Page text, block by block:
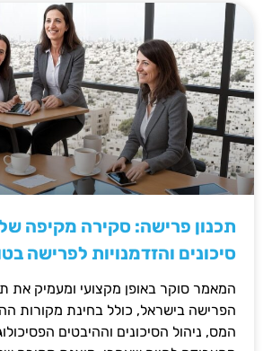
תכנון פרישה: סקירה מקיפה
סיכונים והזדמנויות לפרישה
המאמר סוקר באופן מקצועי ומעמיק את
הפרישה בישראל, כולל בחינת מקורות
המס, ניהול הסיכונים וההיבטים